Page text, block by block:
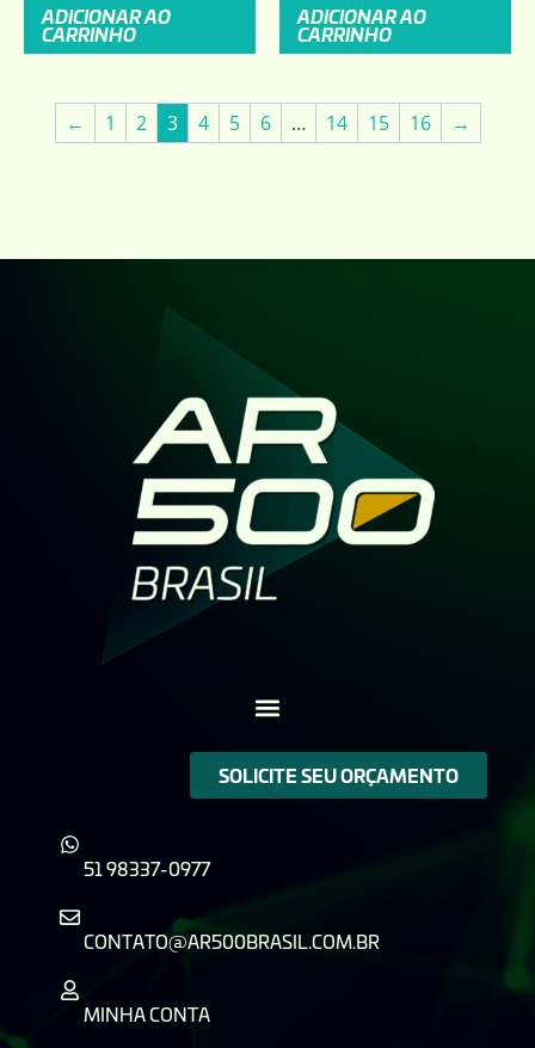
ADICIONAR AO
CARRINHO
ADICIONAR AO
CARRINHO
← 1 2 3 4 5 6 … 14 15 16 →
SOLICITE SEU ORÇAMENTO
51 98337-0977
CONTATO@AR500BRASIL.COM.BR
MINHA CONTA